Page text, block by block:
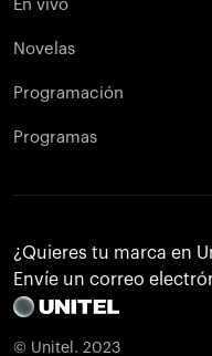
En vivo
Novelas
Programación
Programas
¿Quieres tu marca en
Envíe un correo
© Unitel. 2023